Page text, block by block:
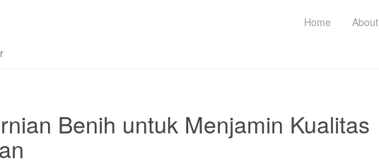
Home About
Benih untuk Menjamin Kualitas